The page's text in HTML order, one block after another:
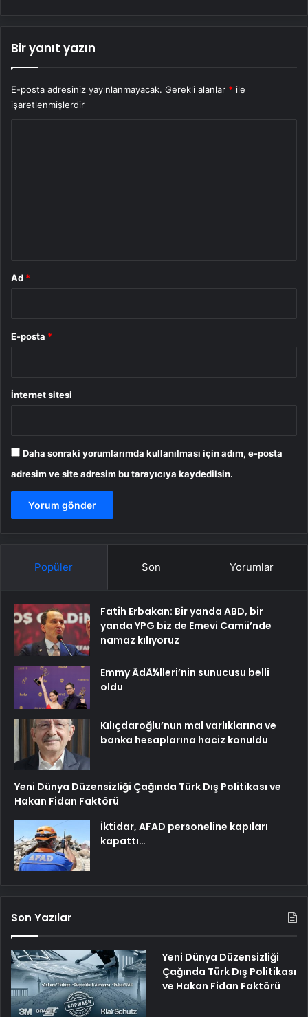
Bir yanıt yazın
E-posta adresiniz yayınlanmayacak. Gerekli alanlar * ile
işaretlenmişlerdir
Ad *
E-posta *
İnternet sitesi
Daha sonraki yorumlarımda kullanılması için adım, e-posta
adresim ve site adresim bu tarayıcıya kaydedilsin.
Popüler Son Yorumlar
Fatih Erbakan: Bir yanda ABD, bir
yanda YPG biz de Emevi Camii’nde
namaz kılıyoruz
Emmy ÃdÃ¼lleri’nin sunucusu belli
oldu
Kılıçdaroğlu’nun mal varlıklarına ve
banka hesaplarına haciz konuldu
Yeni Dünya Düzensizliği Çağında Türk Dış Politikası ve
Hakan Fidan Faktörü
İktidar, AFAD personeline kapıları
kapattı…
Son Yazılar
Yeni Dünya Düzensizliği
Çağında Türk Dış Politikası
ve Hakan Fidan Faktörü